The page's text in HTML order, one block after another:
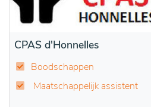
CPAS d'Honnelles
Boodschappen
Maatschappelijk assistent